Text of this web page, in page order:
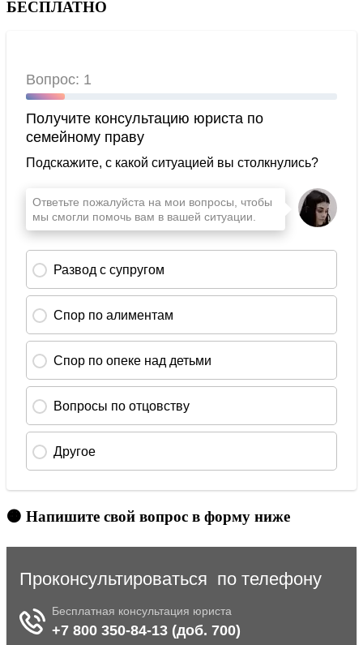
БЕСПЛАТНО
🟠 Напишите свой вопрос в форму ниже